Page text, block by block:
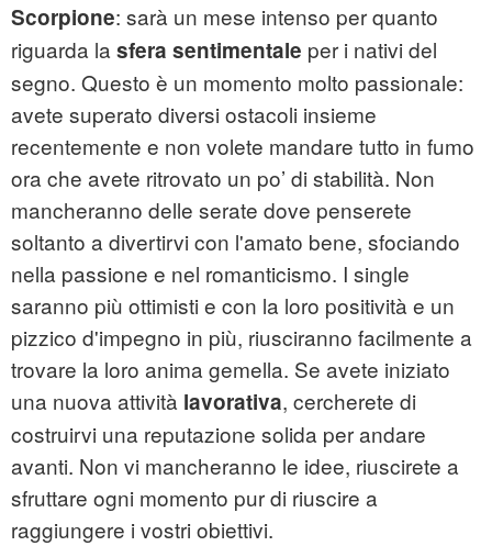
Scorpione: sarà un mese intenso per quanto
riguarda la sfera sentimentale per i nativi del
segno. Questo è un momento molto passionale:
avete superato diversi ostacoli insieme
recentemente e non volete mandare tutto in fumo
ora che avete ritrovato un po’ di stabilità. Non
mancheranno delle serate dove penserete
soltanto a divertirvi con l'amato bene, sfociando
nella passione e nel romanticismo. I single
saranno più ottimisti e con la loro positività e un
pizzico d'impegno in più, riusciranno facilmente a
trovare la loro anima gemella. Se avete iniziato
una nuova attività lavorativa, cercherete di
costruirvi una reputazione solida per andare
avanti. Non vi mancheranno le idee, riuscirete a
sfruttare ogni momento pur di riuscire a
raggiungere i vostri obiettivi.